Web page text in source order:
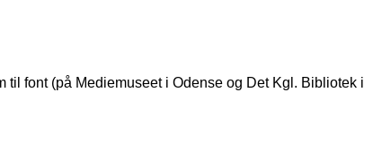
font (på Mediemuseet i Odense og Det Kgl. Bibliotek i